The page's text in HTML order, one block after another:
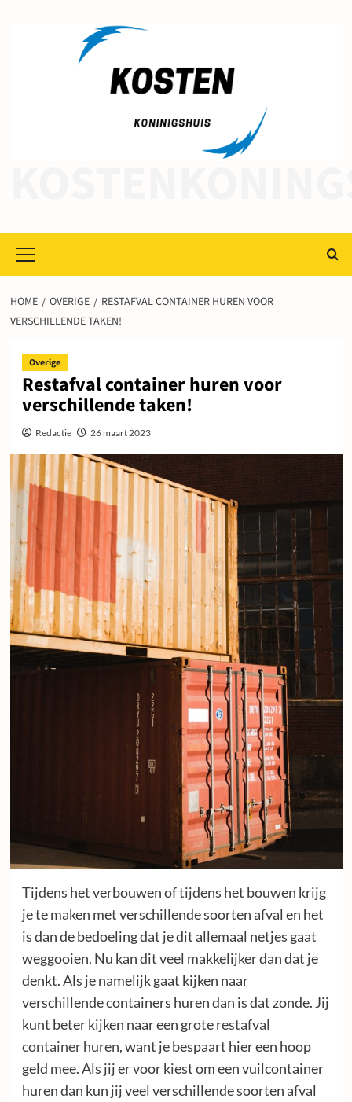
menu
HOME OVERIGE
RESTAFVAL CONTAINER HUREN VOOR
VERSCHILLENDE TAKEN!
Overige
Restafval container huren voor
verschillende taken!
Redactie 26 maart 2023
Tijdens het verbouwen of tijdens het bouwen krijg
je te maken met verschillende soorten afval en het
is dan de bedoeling dat je dit allemaal netjes gaat
weggooien. Nu kan dit veel makkelijker dan dat je
denkt. Als je namelijk gaat kijken naar
verschillende containers huren dan is dat zonde. Jij
kunt beter kijken naar een groterestafval
container huren, want je bespaart hier een hoop
geld mee. Als jij er voor kiest om een vuilcontainer
huren dan kun jij veel verschillende soorten afval